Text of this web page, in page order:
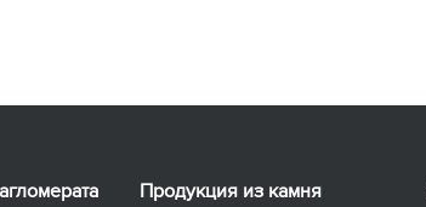
Продукция из камня